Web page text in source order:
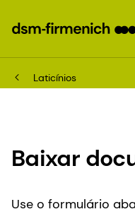
Laticínios
Baixar
Use o formulário